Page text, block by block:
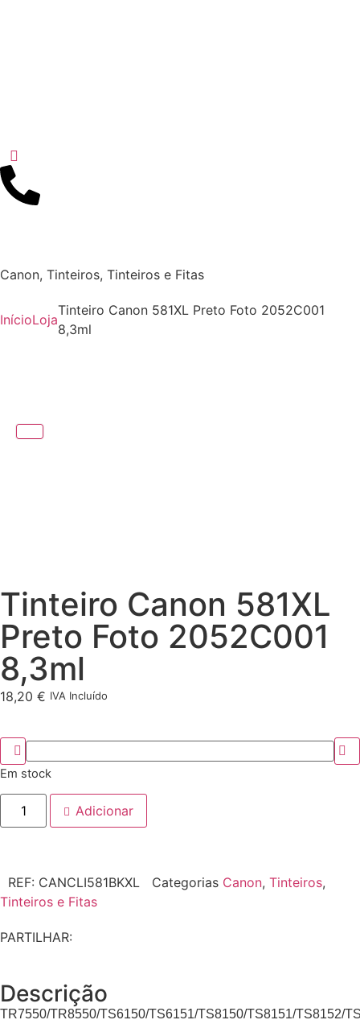
Canon, Tinteiros, Tinteiros e Fitas
InícioLoja
Tinteiro Canon 581XL Preto Foto 2052C001
8,3ml
Tinteiro Canon 581XL
Preto Foto 2052C001
8,3ml
18,20 € IVA Incluído
Em stock
Adicionar
REF: CANCLI581BKXL Categorias Canon, Tinteiros,
Tinteiros e Fitas
PARTILHAR:
Descrição
TR7550/TR8550/TS6150/TS6151/TS8150/TS8151/TS8152/